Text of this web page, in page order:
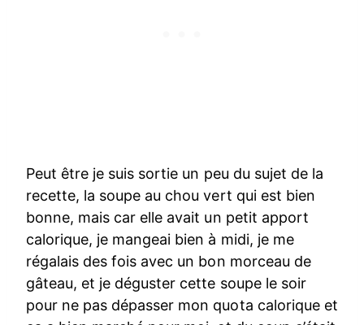
Peut être je suis sortie un peu du sujet de la
recette, la soupe au chou vert qui est bien
bonne, mais car elle avait un petit apport
calorique, je mangeai bien à midi, je me
régalais des fois avec un bon morceau de
gâteau, et je déguster cette soupe le soir
pour ne pas dépasser mon quota calorique et